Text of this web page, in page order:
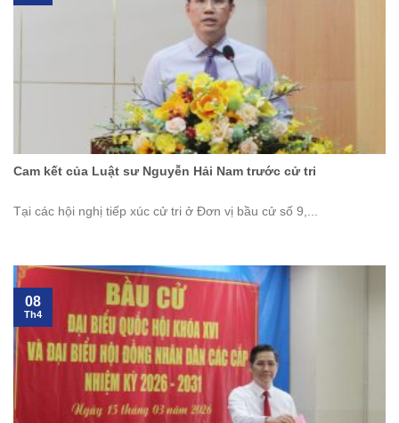
Cam kết của Luật sư Nguyễn Hải Nam trước cử tri
Tại các hội nghị tiếp xúc cử tri ở Đơn vị bầu cử số 9,...
08
Th4